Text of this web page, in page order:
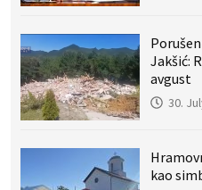
Jakšić:
avgust
30.
kao